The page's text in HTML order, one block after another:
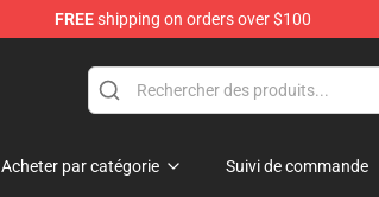
FREEshipping on orders over $100
Acheter par catégorie Suivi de commande